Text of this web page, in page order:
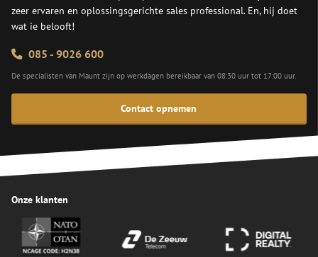
zeer ervaren en oplossingsgerichte sales professional. En, hij doet
wat ie belooft!
085 - 9026 600
De specialisten van Maunt zijn op werkdagen bereikbaar van 08:30 uur tot 17:00 uur.
Contact opnemen
Onze klanten